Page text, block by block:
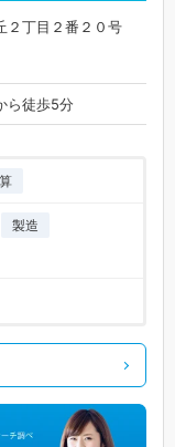
２丁目２番２０号
ら徒歩5分
製造